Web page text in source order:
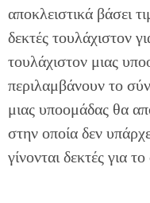
αποκλειστικά βάσει
δεκτές τουλάχιστον
τουλάχιστον μιας
περιλαμβάνουν το
μιας υποομάδας θα
στην οποία δεν
γίνονται δεκτές για